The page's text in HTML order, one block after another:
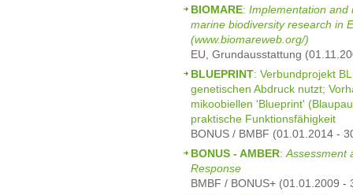
BIOMARE: Implementation and
marine biodiversity research in
(www.biomareweb.org/)
EU, Grundausstattung
BLUEPRINT: Verbundprojekt
genetischen Abdruck nutzt;
mikoobiellen 'Blueprint'
praktische Funktionsfähigkeit
BONUS / BMBF (01.01.2014 -
BONUS - AMBER: Assessment
Response
BMBF / BONUS+ (01.01.2009 -